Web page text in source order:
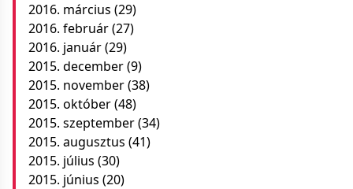
2016. március (29)
2016. február(27)
2016. január(29)
2015. december(9)
2015. november(38)
2015. október(48)
2015. szeptember(34)
2015. augusztus (41)
2015. július (30)
2015. június (20)